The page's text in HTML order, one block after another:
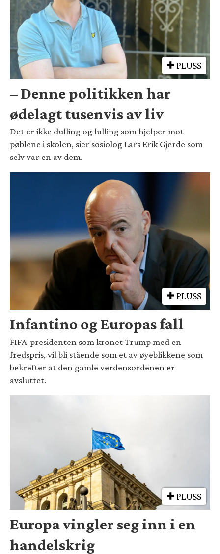
PLUSS
– Denne politikken har
ødelagt tusenvis av liv
Det er ikke dulling og lulling som hjelper mot
pøblene i skolen, sier sosiolog Lars Erik Gjerde som
selv var en av dem.
PLUSS
Infantino og Europas fall
FIFA-presidenten som kronet Trump med en
fredspris, vil bli stående som et av øyeblikkene som
bekrefter at den gamle verdensordenen er
avsluttet.
PLUSS
Europa vingler seg inn i en
handelskrig